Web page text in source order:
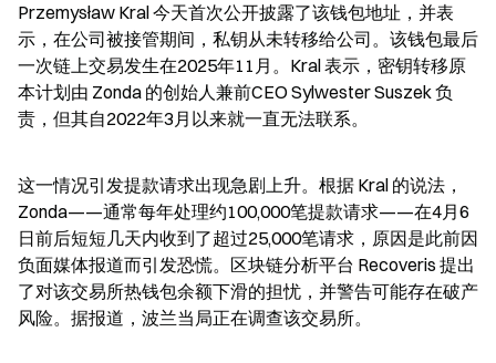
Przemysław Kral 今天首次公开披露了该钱包地址，并表
示，在公司被接管期间，私钥从未转移给公司。该钱包最后
一次链上交易发生在2025年11月。Kral 表示，密钥转移原
本计划由 Zonda 的创始人兼前CEO Sylwester Suszek 负
责，但其自2022年3月以来就一直无法联系。
这一情况引发提款请求出现急剧上升。根据 Kral 的说法，
Zonda——通常每年处理约100,000笔提款请求——在4月6
日前后短短几天内收到了超过25,000笔请求，原因是此前因
负面媒体报道而引发恐慌。区块链分析平台 Recoveris 提出
了对该交易所热钱包余额下滑的担忧，并警告可能存在破产
风险。据报道，波兰当局正在调查该交易所。